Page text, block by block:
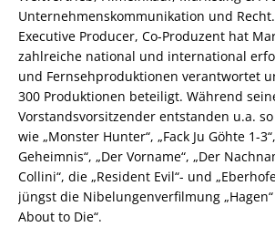
Unternehmenskommunikation und
Executive Producer, Co-Produzent hat
zahlreiche national und international
und Fernsehproduktionen verantwortet
300 Produktionen beteiligt. Während
Vorstandsvorsitzender entstanden u.a.
wie „Monster Hunter“, „Fack Ju Göhte 1-
Geheimnis“, „Der Vorname“, „Der
Collini“, die „Resident Evil“- und
jüngst die Nibelungenverfilmung „Hagen“
About to Die“.